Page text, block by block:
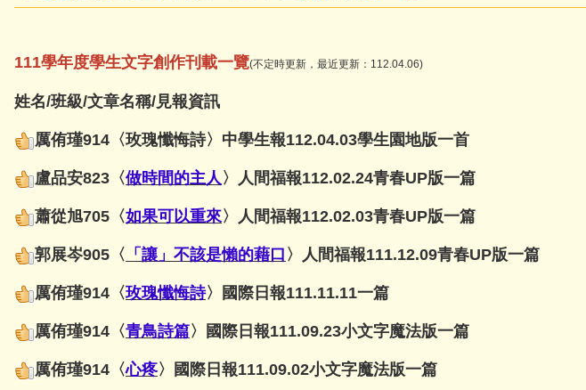
111學年度學生文字創作刊載一覽(不定時更新，最近更新：112.04.06)
姓名/班級/文章名稱/見報資訊
厲侑瑾914〈玫瑰懺悔詩〉中學生報112.04.03學生園地版一首
盧品安823〈做時間的主人 〉人間福報112.02.24青春UP版一篇
蕭從旭705〈如果可以重來〉人間福報112.02.03青春UP版一篇
郭展岑905〈 「讓」不該是懶的藉口 〉人間福報111.12.09青春UP版一篇
厲侑瑾914〈玫瑰懺悔詩〉國際日報111.11.11一篇
厲侑瑾914〈青鳥詩篇〉國際日報111.09.23小文字魔法版一篇
厲侑瑾914〈心疼〉國際日報111.09.02小文字魔法版一篇